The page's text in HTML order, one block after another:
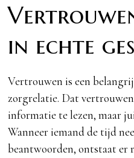
in echte
Vertrouwen is een
zorgrelatie. Dat
informatie te lezen, maar
Wanneer iemand de tijd
beantwoorden, ontstaat er